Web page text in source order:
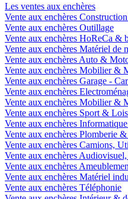
Les ventes aux enchères
Vente aux enchères
Vente aux enchères Outillage
Vente aux enchères HoReCa &
Vente aux enchères Matériel de
Vente aux enchères Auto &
Vente aux enchères Mobilier &
Vente aux enchères Garage -
Vente aux enchères
Vente aux enchères Mobilier &
Vente aux enchères Sport &
Vente aux enchères
Vente aux enchères Plomberie
Vente aux enchères Camions,
Vente aux enchères
Vente aux enchères
Vente aux enchères Matériel
Vente aux enchères Téléphonie